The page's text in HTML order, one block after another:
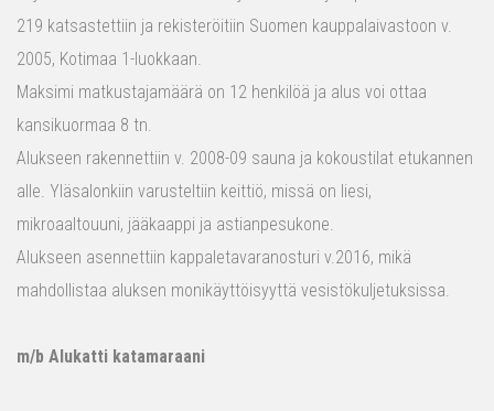
219 katsastettiin ja rekisteröitiin Suomen kauppalaivastoon v.
2005, Kotimaa 1-luokkaan.
Maksimi matkustajamäärä on 12 henkilöä ja alus voi ottaa
kansikuormaa 8 tn.
Alukseen rakennettiin v. 2008-09 sauna ja kokoustilat etukannen
alle. Yläsalonkiin varusteltiin keittiö, missä on liesi,
mikroaaltouuni, jääkaappi ja astianpesukone.
Alukseen asennettiin kappaletavaranosturi v.2016, mikä
mahdollistaa aluksen monikäyttöisyyttä vesistökuljetuksissa.
m/b Alukatti katamaraani